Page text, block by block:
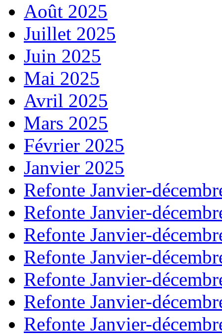
Août 2025
Juillet 2025
Juin 2025
Mai 2025
Avril 2025
Mars 2025
Février 2025
Janvier 2025
Refonte Janvier-
Refonte Janvier-
Refonte Janvier-
Refonte Janvier-
Refonte Janvier-
Refonte Janvier-
Refonte Janvier-